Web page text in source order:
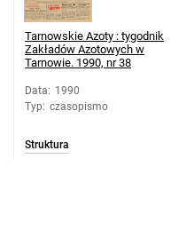
Tarnowskie Azoty :
Azotowych w
Tarnowskie Azoty :
Tarnowskie Azoty :
Tarnowskie Azoty : tygodnik
Zakładów Azotowych w
Tarnowie. 1990, nr 38
Data: 1990
Typ: czasopismo
Struktura